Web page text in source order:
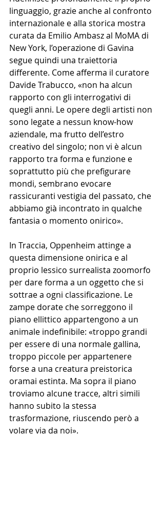
linguaggio, grazie anche al confronto
internazionale e alla storica mostra
curata da Emilio Ambasz al MoMA di
New York, l’operazione di Gavina
segue quindi una traiettoria
differente. Come afferma il curatore
Davide Trabucco, «non ha alcun
rapporto con gli interrogativi di
quegli anni. Le opere degli artisti non
sono legate a nessun know-how
aziendale, ma frutto dell’estro
creativo del singolo; non vi è alcun
rapporto tra forma e funzione e
soprattutto più che prefigurare
mondi, sembrano evocare
rassicuranti vestigia del passato, che
abbiamo già incontrato in qualche
fantasia o momento onirico».
In Traccia, Oppenheim attinge a
questa dimensione onirica e al
proprio lessico surrealista zoomorfo
per dare forma a un oggetto che si
sottrae a ogni classificazione. Le
zampe dorate che sorreggono il
piano ellittico appartengono a un
animale indefinibile: «troppo grandi
per essere di una normale gallina,
troppo piccole per appartenere
forse a una creatura preistorica
oramai estinta. Ma sopra il piano
troviamo alcune tracce, altri simili
hanno subito la stessa
trasformazione, riuscendo però a
volare via da noi».